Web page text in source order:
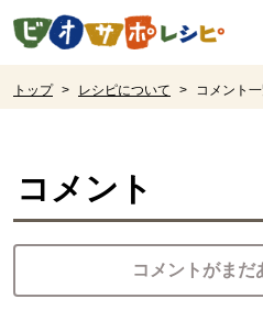
ページの先頭です。
トップ > レシピについて > コメント
コメント
コメントがまだ